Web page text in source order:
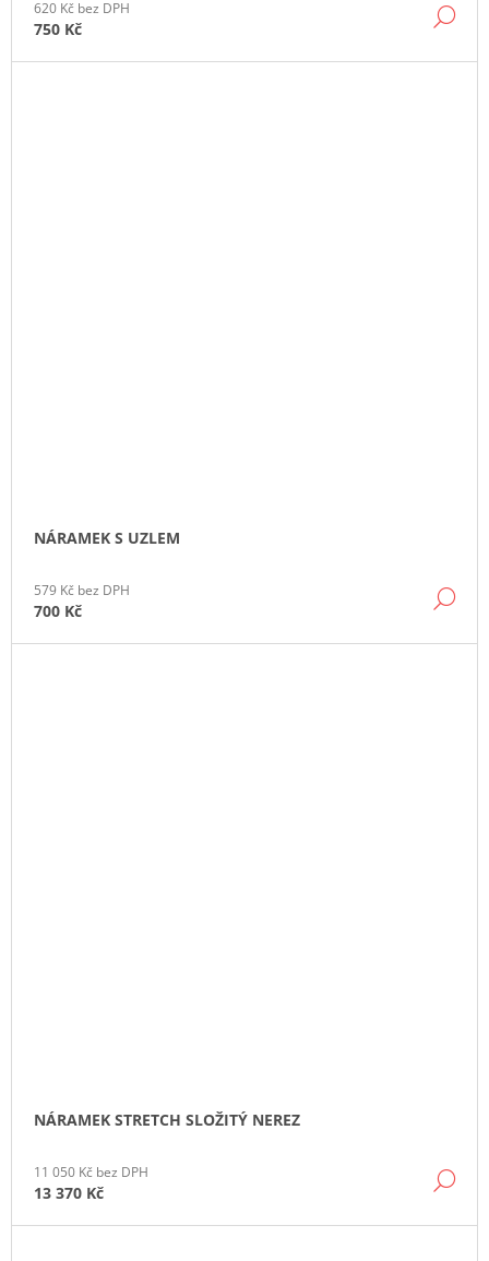
620 Kč bez DPH
750 Kč
NÁRAMEK S UZLEM
579 Kč bez DPH
700 Kč
NÁRAMEK STRETCH SLOŽITÝ NEREZ
11 050 Kč bez DPH
13 370 Kč